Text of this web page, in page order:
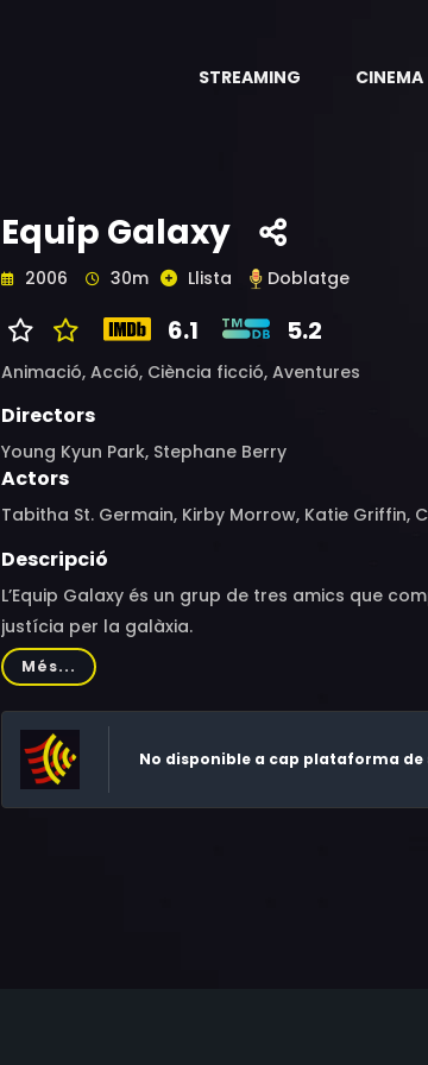
STREAMING CINEMA
Equip Galaxy
2006 30m Llista Doblatge
6.1 5.2
Animació, Acció, Ciència ficció, Aventures
Directors
Young Kyun Park, Stephane Berry
Actors
Tabitha St. Germain, Kirby Morrow, Katie Griffin,
Descripció
L’Equip Galaxy és un grup de tres amics que
justícia per la galàxia.
Més...
No disponible a cap plataforma